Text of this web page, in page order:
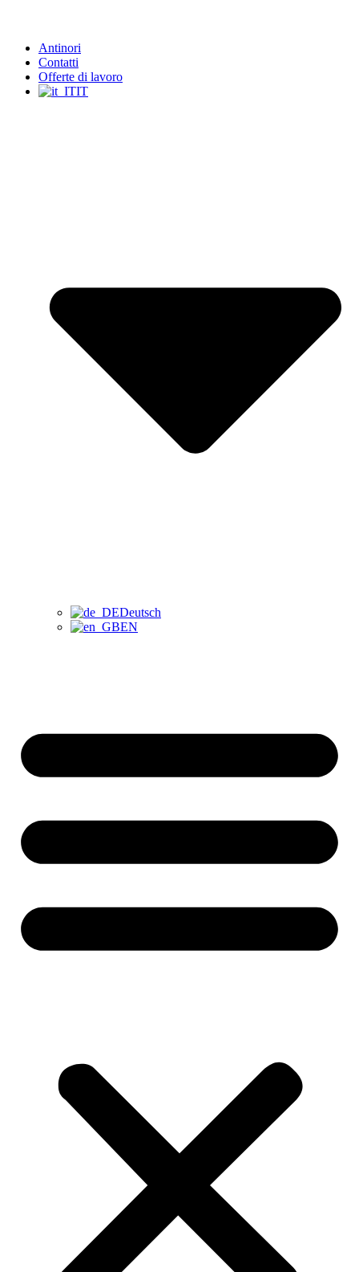
Antinori
Contatti
Offerte di lavoro
IT
Deutsch
EN